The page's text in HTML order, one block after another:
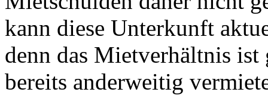
kann diese Unterkunft
denn das Mietverhältnis
bereits anderweitig